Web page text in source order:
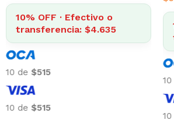
10% OFF · Efectivo o
transferencia: $5.294
10 de $588
10 de $588